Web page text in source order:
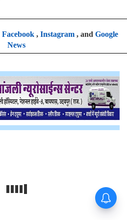
Facebook, Instagram, and Google
News